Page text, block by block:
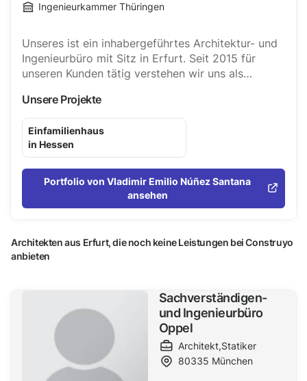
Ingenieurkammer Thüringen
Unseres ist ein inhabergeführtes Architektur- und
Ingenieurbüro mit Sitz in Erfurt. Seit 2015 für
unseren Kunden tätig verstehen wir uns als
Unternehmen. Unser Team ist zuverlässig und
innovationsorientiert. Ihre Projektziele und die
dazugehörigen Termine haben bei uns aller erste
Priorität. Qualität ist bei uns verbindlich.
Unsere Projekte
Einfamilienhaus
in Hessen
Portfolio von Vladimir Emilio Núñez Santana
ansehen
Architekten aus Erfurt, die noch keine Leistungen bei Construyo
anbieten
Sachverständigen-
und Ingenieurbüro
Oppel
Architekt,Statiker
80335 München